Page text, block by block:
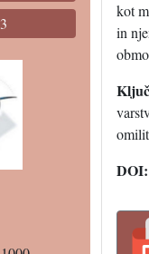
kot
in
DOI: